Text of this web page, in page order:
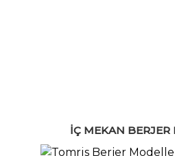
İÇ MEKAN BERJER